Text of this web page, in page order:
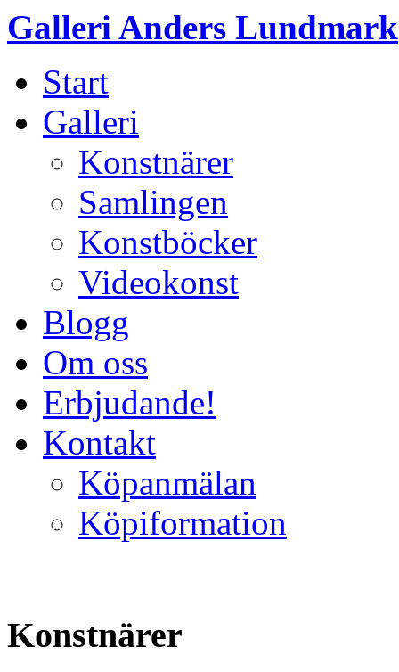
Galleri Anders Lundmark
Start
Galleri
Konstnärer
Samlingen
Konstböcker
Videokonst
Blogg
Om oss
Erbjudande!
Kontakt
Köpanmälan
Köpiformation
Konstnärer